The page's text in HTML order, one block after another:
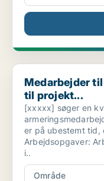
Medarbejder til
Medarbejder
til projekt...
[xxxxx] søger en
er på ubestemt tid,
Arbejdsopgaver:
i..
Område